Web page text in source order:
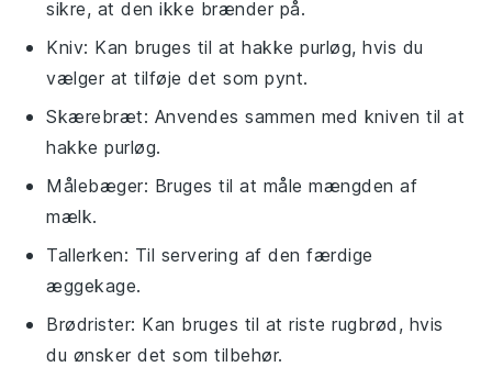
sikre, at den ikke brænder på.
Kniv: Kan bruges til at hakke purløg, hvis du
vælger at tilføje det som pynt.
Skærebræt: Anvendes sammen med kniven til at
hakke purløg.
Målebæger: Bruges til at måle mængden af
mælk.
Tallerken: Til servering af den færdige
æggekage.
Brødrister: Kan bruges til at riste rugbrød, hvis
du ønsker det som tilbehør.